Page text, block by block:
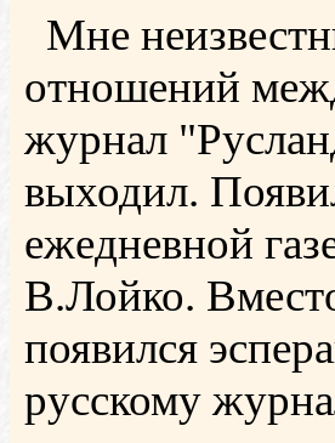
Мне
отношений
журнал
выходил.
ежедневной
В.Лойко.
появился
русскому